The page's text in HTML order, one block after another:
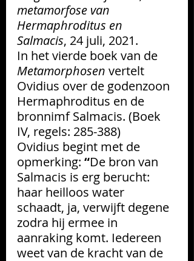
metamorfose van
Hermaphroditus en
Salmacis, 24 juli, 2021.
In het vierde boek van de
Metamorphosen vertelt
Ovidius over de godenzoon
Hermaphroditus en de
bronnimf Salmacis. (Boek
IV, regels: 285-388)
Ovidius begint met de
opmerking: “De bron van
Salmacis is erg berucht:
haar heilloos water
schaadt, ja, verwijft degene
zodra hij ermee in
aanraking komt. Iedereen
weet van de kracht van de